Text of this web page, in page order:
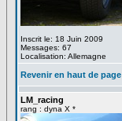
Inscrit le: 18 Juin 2009
Messages: 67
Localisation: Allemagne
Revenir en haut de page
LM_racing
rang : dyna X *